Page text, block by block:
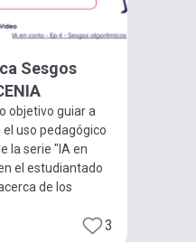
Sesgos
objetivo guiar a
el uso pedagógico
la serie "IA en
el estudiantado
de los
3